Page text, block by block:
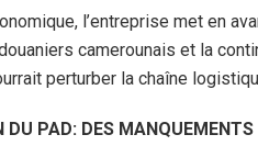
l’entreprise met en
camerounais et la
perturber la chaîne
DU PAD: DES MANQUEMENTS